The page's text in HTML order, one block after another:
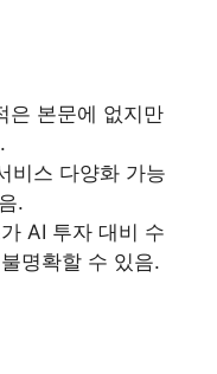
은 본문에 없지만
비스 다양화 가능
.
AI 투자 대비 수
명확할 수 있음.